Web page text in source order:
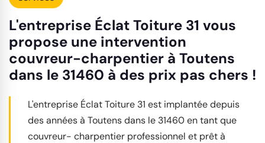
L'entreprise Éclat Toiture 31 vous
propose une intervention
couvreur-charpentier à Toutens
dans le 31460 à des prix pas chers !
L'entreprise Éclat Toiture 31 est implantée depuis
des années à Toutens dans le 31460 en tant que
couvreur- charpentier professionnel et prêt à